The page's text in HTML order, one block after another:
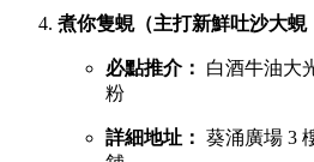
煮你隻蜆（主打新鮮吐沙大蜆
必點推介：
白酒牛油大
粉
詳細地址： 葵涌廣場 3